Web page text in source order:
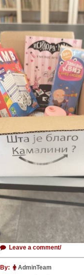
Leave a comment/
By: AdminTeam